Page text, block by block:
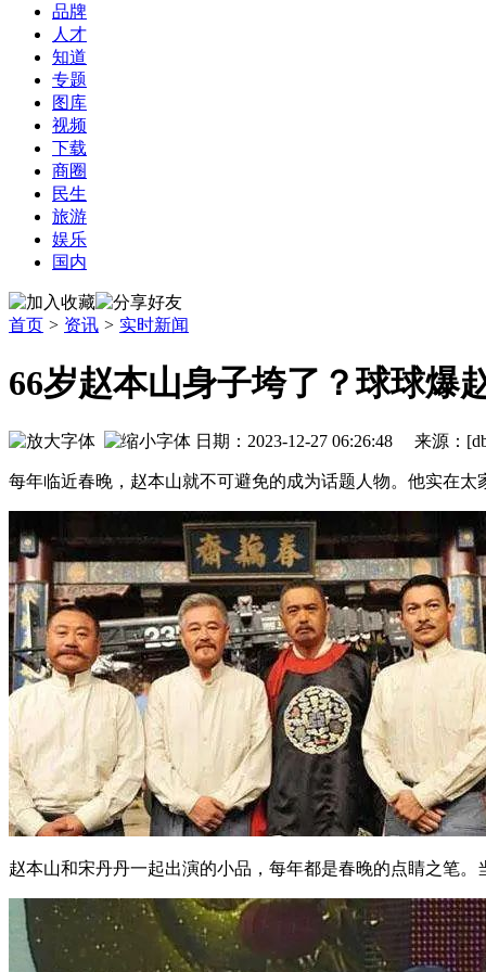
品牌
人才
知道
专题
图库
视频
下载
商圈
民生
旅游
娱乐
国内
首页 > 资讯 > 实时新闻
66岁赵本山身子垮了？球球爆
日期：2023-12-27 06:26:48 来源
每年临近春晚，赵本山就不可避免的成为话题人物。他实在
赵本山和宋丹丹一起出演的小品，每年都是春晚的点睛之笔